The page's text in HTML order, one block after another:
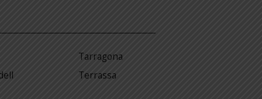
Tarragona
Terrassa